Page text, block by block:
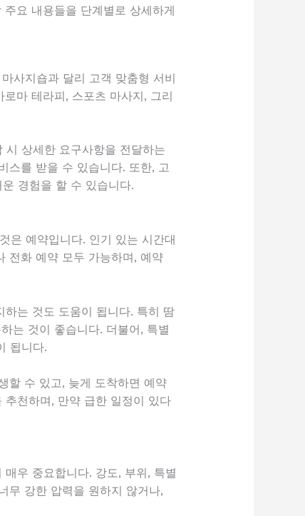
요 내용들을 단계별로 상세하게
사지숍과 달리 고객 맞춤형 서비
마 테라피, 스포츠 마사지, 그리
상세한 요구사항을 전달하는
스를 받을 수 있습니다. 또한, 고
경험을 할 수 있습니다.
은 예약입니다. 인기 있는 시간대
전화 예약 모두 가능하며, 예약
는 것도 도움이 됩니다. 특히 땀
는 것이 좋습니다. 더불어, 특별
됩니다.
할 수 있고, 늦게 도착하면 예약
천하며, 만약 급한 일정이 있다
우 중요합니다. 강도, 부위, 특별
무 강한 압력을 원하지 않거나,